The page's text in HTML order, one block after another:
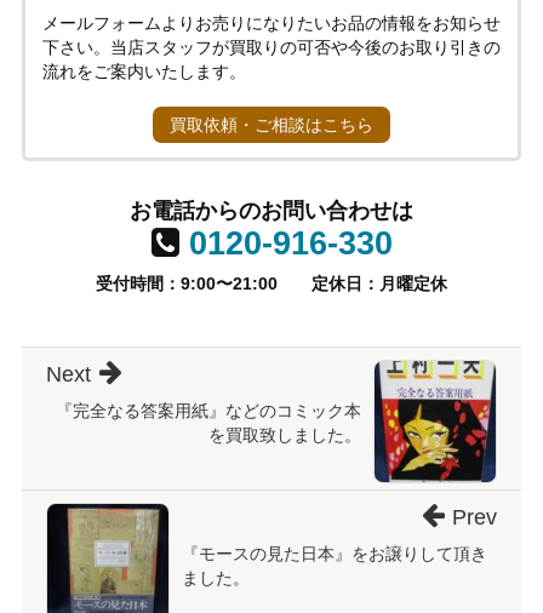
メールフォームよりお売りになりたいお品の情報をお知らせ
下さい。当店スタッフが買取りの可否や今後のお取り引きの
流れをご案内いたします。
買取依頼・ご相談はこちら
お電話からのお問い合わせは
0120-916-330
受付時間：9:00〜21:00 定休日：月曜定休
『完全なる答案用紙』などのコミック本
を買取致しました。
Next
『モースの見た日本』をお譲りして頂き
ました。
Prev